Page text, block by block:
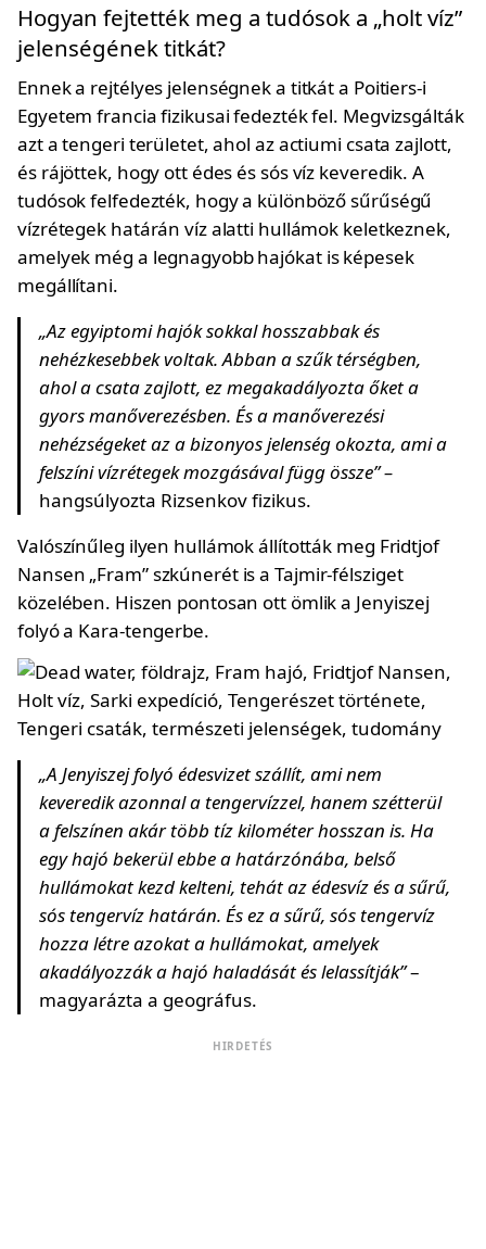
Hogyan fejtették meg a tudósok a „holt víz”
jelenségének titkát?
Ennek a rejtélyes jelenségnek a titkát a Poitiers-i
Egyetem francia fizikusai fedezték fel. Megvizsgálták
azt a tengeri területet, ahol az actiumi csata zajlott,
és rájöttek, hogy ott édes és sós víz keveredik. A
tudósok felfedezték, hogy a különböző sűrűségű
vízrétegek határán víz alatti hullámok keletkeznek,
amelyek még a legnagyobb hajókat is képesek
megállítani.
„Az egyiptomi hajók sokkal hosszabbak és
nehézkesebbek voltak. Abban a szűk térségben,
ahol a csata zajlott, ez megakadályozta őket a
gyors manőverezésben. És a manőverezési
nehézségeket az a bizonyos jelenség okozta, ami a
felszíni vízrétegek mozgásával függ össze” –
hangsúlyozta Rizsenkov fizikus.
Valószínűleg ilyen hullámok állították meg Fridtjof
Nansen „Fram” szkúnerét is a Tajmir-félsziget
közelében. Hiszen pontosan ott ömlik a Jenyiszej
folyó a Kara-tengerbe.
„A Jenyiszej folyó édesvizet szállít, ami nem
keveredik azonnal a tengervízzel, hanem szétterül
a felszínen akár több tíz kilométer hosszan is. Ha
egy hajó bekerül ebbe a határzónába, belső
hullámokat kezd kelteni, tehát az édesvíz és a sűrű,
sós tengervíz határán. És ez a sűrű, sós tengervíz
hozza létre azokat a hullámokat, amelyek
akadályozzák a hajó haladását és lelassítják”–
magyarázta a geográfus.
HIRDETÉS